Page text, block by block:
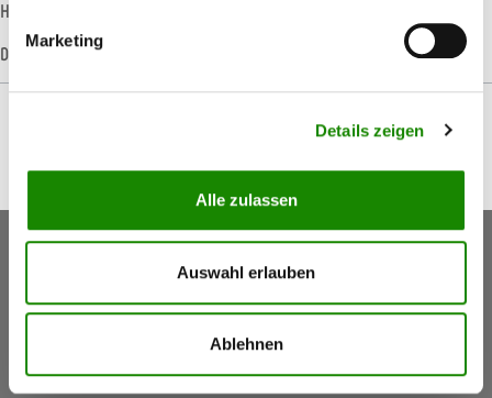
Marketing
Details zeigen
Alle zulassen
Auswahl erlauben
Ablehnen
Hersteller-Informationen
Datenblätter
Keine Aktionen, Angebote & Informationen mehr
Jetzt anmelden
5,50 €(Inkl. Mwst.)Gutschein